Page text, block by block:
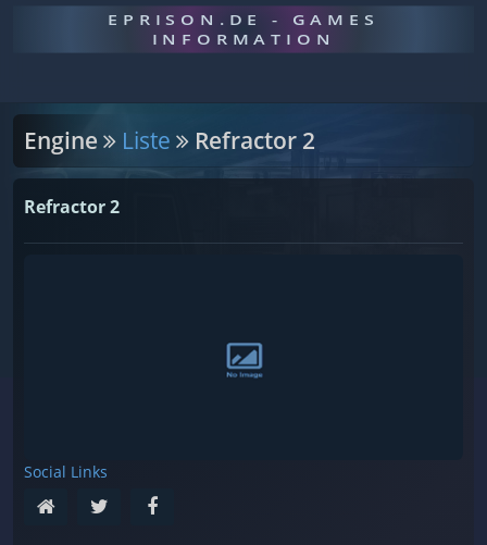
EPRISON.DE - GAMES
INFORMATION
Engine Liste Refractor 2
Refractor 2
Social Links